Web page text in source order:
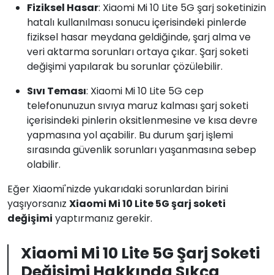
Fiziksel Hasar: Xiaomi Mi 10 Lite 5G şarj soketinizin
hatalı kullanılması sonucu içerisindeki pinlerde
fiziksel hasar meydana geldiğinde, şarj alma ve
veri aktarma sorunları ortaya çıkar. Şarj soketi
değişimi yapılarak bu sorunlar çözülebilir.
Sıvı Teması: Xiaomi Mi 10 Lite 5G cep
telefonunuzun sıvıya maruz kalması şarj soketi
içerisindeki pinlerin oksitlenmesine ve kısa devre
yapmasına yol açabilir. Bu durum şarj işlemi
sırasında güvenlik sorunları yaşanmasına sebep
olabilir.
Eğer Xiaomi'nizde yukarıdaki sorunlardan birini
yaşıyorsanız Xiaomi Mi 10 Lite 5G şarj soketi
değişimi yaptırmanız gerekir.
Xiaomi Mi 10 Lite 5G Şarj Soketi